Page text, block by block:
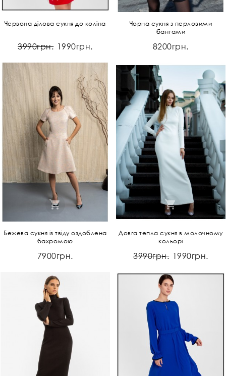
Червона ділова сукня до коліна
3990грн. 1990грн.
Чорна сукня з перловими
бантами
8200грн.
Бежева сукня із твіду оздоблена
бахромою
7900грн.
Довга тепла сукня в молочному
кольорі
3990грн. 1990грн.